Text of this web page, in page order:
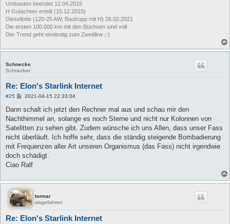
Umbauten beendet 12.04.2015
H Gutachten erteilt (15.12.2015)
Diesellotte (120-25 AW, Bautrupp mit H) 26.02.2021
Die ersten 100.000 km mit den Büchsen sind voll
Der Trend geht eindeutig zum Zweitlkw ;-)
Schnecke
Schrauber
Re: Elon's Starlink Internet
#25
B
i
r
a
2021-04-15 22:33:04
Dann schalt ich jetzt den Rechner mal aus und schau mir den
Nachthimmel an, solange es noch Sterne und nicht nur Kolonnen von
Satelitten zu sehen gibt. Zudem wünsche ich uns Allen, dass unser Fass
nicht überläuft. Ich hoffe sehr, dass die ständig steigende Bombadierung
mit Frequenzen aller Art unseren Organismus (das Fass) nicht irgendwie
doch schädigt.
Ciao Ralf
tonnar
abgefahren
Re: Elon's Starlink Internet